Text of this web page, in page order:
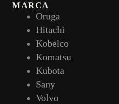
MARCA
Oruga
Hitachi
Kobelco
Komatsu
Kubota
Sany
Volvo